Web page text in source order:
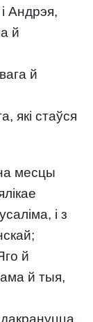
Андрэя,
й
й
які стаўся
месцы
і з
й
й тыя,